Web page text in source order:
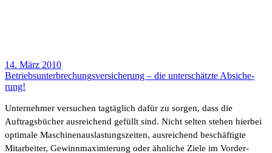
14. März 2010
Betriebs­un­ter­bre­chungs­ver­si­che­rung – die unter­schätzte Absi­che­
rung!
Unter­nehmer versu­chen tagtäg­lich dafür zu sorgen, dass die
Auftrags­bü­cher ausrei­chend gefüllt sind. Nicht selten stehen hierbei
opti­male Maschi­nen­aus­las­tungs­zeiten, ausrei­chend beschäf­tigte
Mitar­beiter, Gewinn­ma­xi­mie­rung oder ähnliche Ziele im Vorder­